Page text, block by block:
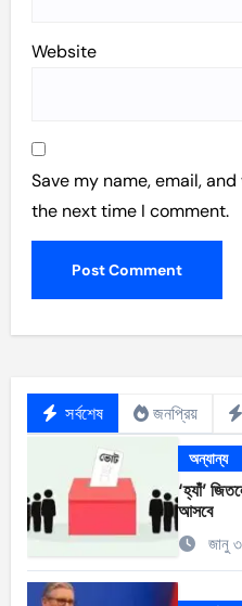
Website
Save my name, email,
the next time I comment.
সর্বশেষ জনপ্রিয়
অন্যান্য
‘হ্যাঁ’
আসবে
জানু